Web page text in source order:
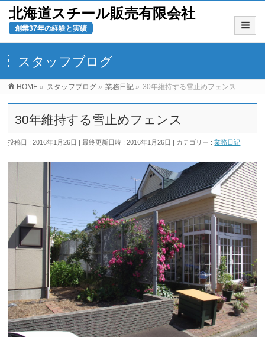
北海道スチール販売有限会社
創業37年の経験と実績
スタッフブログ
HOME » スタッフブログ » 業務日記 » 30年維持する雪止めフェンス
30年維持する雪止めフェンス
投稿日 : 2016年1月26日 最終更新日時 : 2016年1月26日 カテゴリー :業務日記